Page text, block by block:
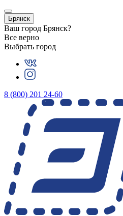
Брянск
Ваш город Брянск?
Все верно
Выбрать город
8 (800) 201 24-60